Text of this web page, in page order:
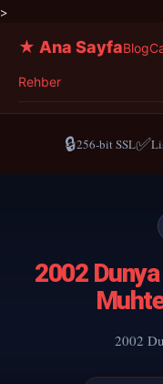
>
★ Ana SayfaBlog
Rehber
🔒256-bit SSL✅
2002
2002